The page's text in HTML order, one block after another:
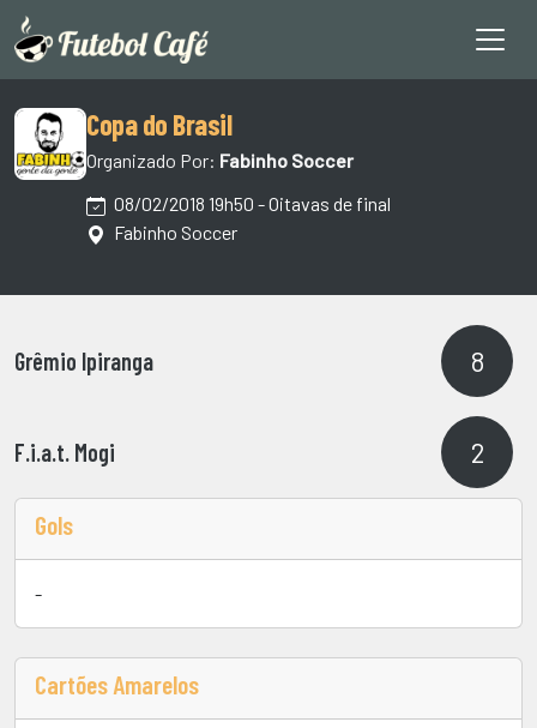
Copa do Brasil
Organizado Por: Fabinho Soccer
08/02/2018 19h50 - Oitavas de final
Fabinho Soccer
Grêmio Ipiranga 8
2
F.i.a.t. Mogi
Gols
-
Cartões Amarelos